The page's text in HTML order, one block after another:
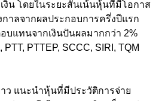
น โดยในระยะสั้นเน้นหุ้นที่มีโอกาส
กาลจากผลประกอบการครึ่งปีแรก
บแทนจากเงินปันผลมากกว่า 2%
PTTEP, SCCC, SIRI, TQM
ว แนะนำหุ้นที่มีประวัติการจ่าย